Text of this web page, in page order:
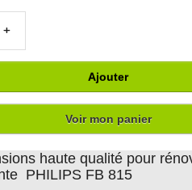
+
Ajouter
Voir mon panier
haute qualité pour
PHILIPS FB 815